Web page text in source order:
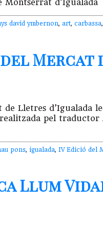
d’Igualada
david ymbernon, art, carbassa,
del
Lletres d’Igualada
pel traductor
pons, igualada, IV Edició del
Llum